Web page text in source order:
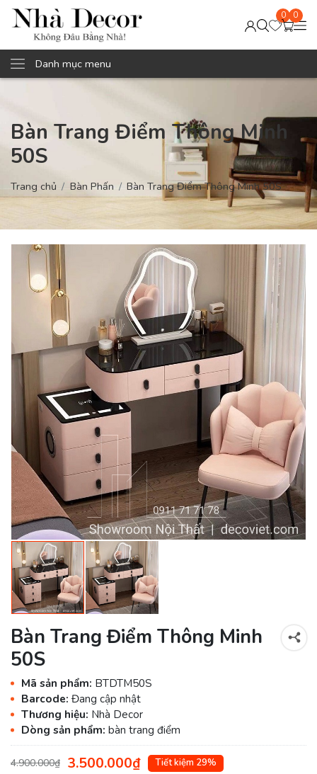
0 0
Danh mục menu
Bàn Trang Điểm Thông Minh
50S
Trang chủ Bàn Phấn Bàn Trang Điểm Thông Minh 50S
Bàn Trang Điểm Thông Minh
50S
Mã sản phẩm: BTDTM50S
Barcode: Đang cập nhật
Thương hiệu: Nhà Decor
Dòng sản phẩm: bàn trang điểm
4.900.000₫ 3.500.000₫ Tiết kiệm 29%